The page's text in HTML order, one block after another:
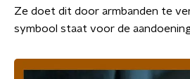
Ze doet dit door armbanden te
symbool staat voor de